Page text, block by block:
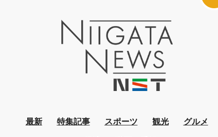
最新 特集記事 スポーツ 観光 グルメ